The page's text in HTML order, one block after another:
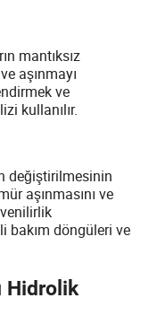
mantıksız
aşınmayı
ve
kullanılır.
değiştirilmesinin
aşınmasını ve
bakım döngüleri ve
Hidrolik